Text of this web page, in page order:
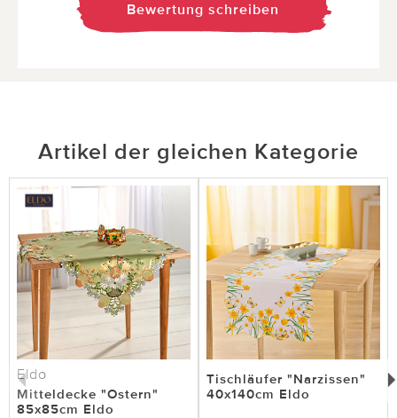
Bewertung schreiben
Artikel der gleichen Kategorie
Eldo
Mitteldecke "Ostern"
85x85cm Eldo
Tischläufer "Narzissen"
40x140cm Eldo